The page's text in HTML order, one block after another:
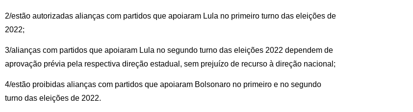
2/estão autorizadas alianças com partidos que apoiaram Lula no primeiro turno das eleições de
2022;
3/alianças com partidos que apoiaram Lula no segundo turno das eleições 2022 dependem de
aprovação prévia pela respectiva direção estadual, sem prejuízo de recurso à direção nacional;
4/estão proibidas alianças com partidos que apoiaram Bolsonaro no primeiro e no segundo
turno das eleições de 2022.